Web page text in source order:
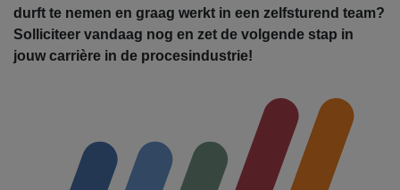
durft te nemen en graag werkt in een zelfsturend team?
Solliciteer vandaag nog en zet de volgende stap in
jouw carrière in de procesindustrie!